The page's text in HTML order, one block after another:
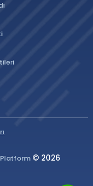
Platform © 2026